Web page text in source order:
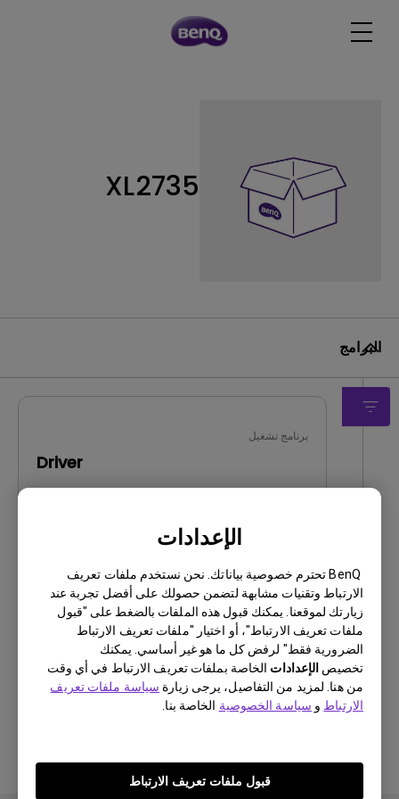
الإعدادات
BenQ تحترم خصوصية بياناتك. نحن نستخدم ملفات تعريف
الارتباط وتقنيات مشابهة لتضمن حصولك على أفضل تجربة عند
زيارتك لموقعنا. يمكنك قبول هذه الملفات بالضغط على "قبول
ملفات تعريف الارتباط"، أو اختيار "ملفات تعريف الارتباط
الضرورية فقط" لرفض كل ما هو غير أساسي. يمكنك
تخصيص الإعدادات الخاصة بملفات تعريف الارتباط في أي وقت
من هنا. لمزيد من التفاصيل، يرجى زيارة سياسة ملفات تعريف
الارتباط و سياسة الخصوصية الخاصة بنا.
قبول ملفات تعريف الارتباط
XL2735
البرامج
برنامج تشغيل
Driver
تحديث:
حجم الملف:9.75 KB
تنزيل
باستخدام أي من البرامج المذكورة أعلاه، فإنك توافق
بنا.